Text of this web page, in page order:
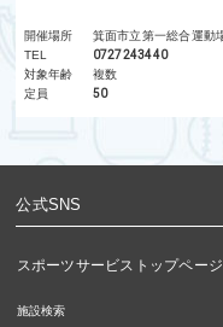
開催場所
TEL
0727243440
対象年齢
複数
定員
50
公式SNS
スポーツサービストップページ
施設検索